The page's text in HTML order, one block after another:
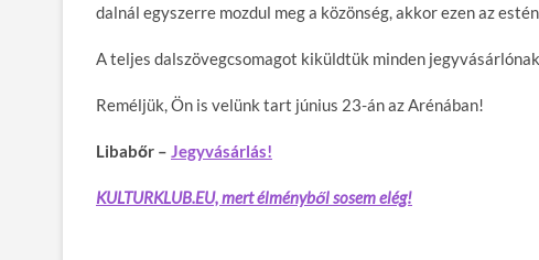
dalnál egyszerre mozdul meg a közönség, akkor ezen az
A teljes dalszövegcsomagot kiküldtük minden
Reméljük, Ön is velünk tart június 23-án az Arénában!
Libabőr – Jegyvásárlás!
KULTURKLUB.EU, mert élményből sosem elég!